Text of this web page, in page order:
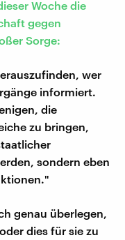
Woche die
gegen
Sorge:
wer
informiert.
die
zu bringen,
sondern eben
genau überlegen,
dies für sie zu